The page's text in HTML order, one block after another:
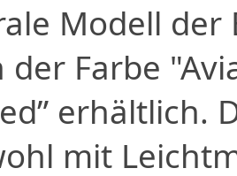
Modell der
der Farbe
erhältlich.
mit